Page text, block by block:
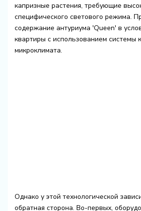
капризные растения, требующие
специфического светового режима.
содержание антуриума 'Queen' в
квартиры с использованием системы
микроклимата.
Однако у этой технологической
обратная сторона. Во-первых,